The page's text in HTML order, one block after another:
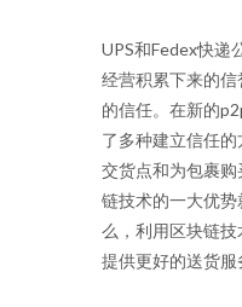
UPS和Fedex快递
经营积累下来的
的信任。在新的
了多种建立信任
交货点和为包裹
链技术的一大优
么，利用区块链
提供更好的送货服